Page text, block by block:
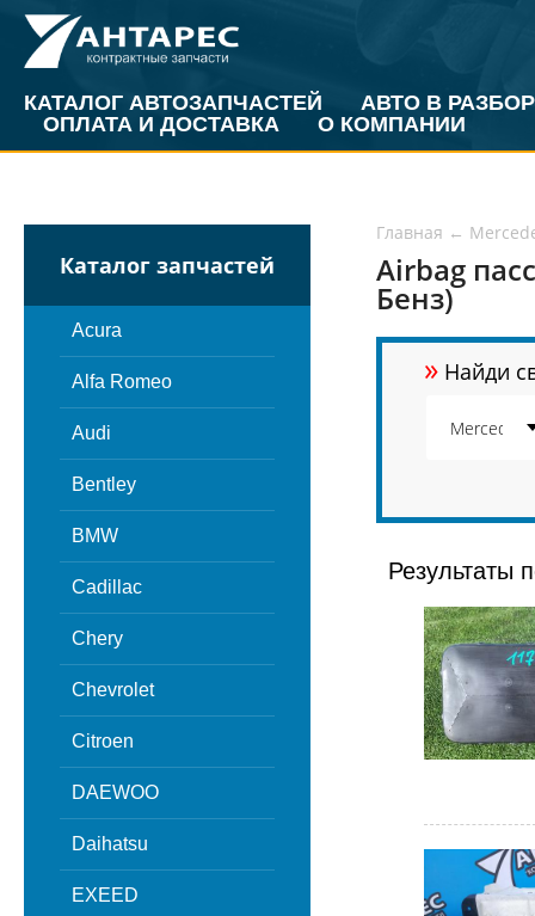
КАТАЛОГ АВТОЗАПЧАСТЕЙ
АВТО В РАЗБОР
ОПЛАТА И ДОСТАВКА
О КОМПАНИИ
Каталог запчастей
Acura
Alfa Romeo
Audi
Bentley
BMW
Cadillac
Chery
Chevrolet
Citroen
DAEWOO
Daihatsu
EXEED
Главная ←
Airbag
Бенз)
» Найди
Результаты